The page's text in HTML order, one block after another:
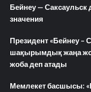
Бейнеу — Саксаульск
значения
Президент «Бейнеу –
шақырымдық жаңа
жоба деп атады
Мемлекет басшысы: